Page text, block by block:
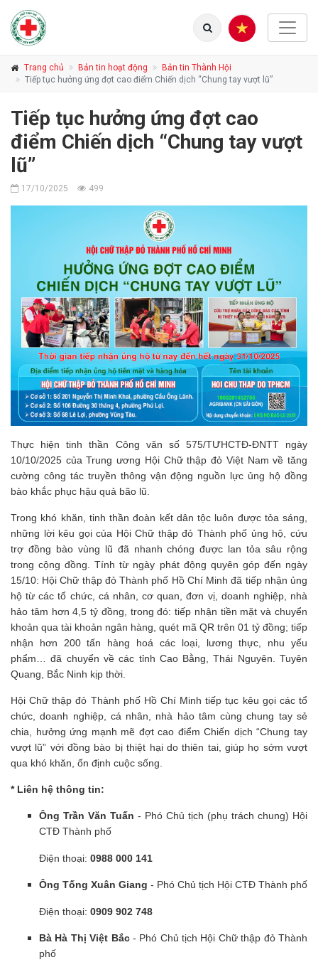
Trang chủ Bản tin hoạt động
Bản tin Thành Hội
Tiếp tục hưởng ứng đợt cao điểm Chiến dịch “Chung tay vượt lũ”
Tiếp tục hưởng ứng đợt cao
điểm Chiến dịch “Chung tay vượt
lũ”
17/10/2025 499
Thực hiện tinh thần Công văn số 575/TƯHCTĐ-ĐNTT ngày
10/10/2025 của Trung ương Hội Chữ thập đỏ Việt Nam về tăng
cường công tác truyền thông vận động nguồn lực ủng hộ đồng
bào khắc phục hậu quả bão lũ.
Trong khó khăn, tinh thần đoàn kết dân tộc luôn được tỏa sáng,
những lời kêu gọi của Hội Chữ thập đỏ Thành phố ủng hộ, cứu
trợ đồng bào vùng lũ đã nhanh chóng được lan tỏa sâu rộng
trong cộng đồng. Tính từ ngày phát động quyên góp đến ngày
15/10: Hội Chữ thập đỏ Thành phố Hồ Chí Minh đã tiếp nhận ủng
hộ từ các tổ chức, cá nhân, cơ quan, đơn vị, doanh nghiệp, nhà
hảo tâm hơn 4,5 tỷ đồng, trong đó: tiếp nhận tiền mặt và chuyển
khoản qua tài khoản ngân hàng, quét mã QR trên 01 tỷ đồng; tiếp
nhận hơn 200 tấn hàng hoá các loại, lương thực, nhu yếu
phẩm… đã chuyển về các tỉnh Cao Bằng, Thái Nguyên. Tuyên
Quang, Bắc Ninh kịp thời.
Hội Chữ thập đỏ Thành phố Hồ Chí Minh tiếp tục kêu gọi các tổ
chức, doanh nghiệp, cá nhân, nhà hảo tâm cùng chung tay sẻ
chia, hưởng ứng mạnh mẽ đợt cao điểm Chiến dịch “Chung tay
vượt lũ” với đồng bào bị thiệt hại do thiên tai, giúp họ sớm vượt
qua khó khăn, ổn định cuộc sống.
* Liên hệ thông tin:
Ông Trần Văn Tuấn - Phó Chủ tịch (phụ trách chung) Hội
CTĐ Thành phố
Điện thoại: 0988 000 141
Ông Tống Xuân Giang - Phó Chủ tịch Hội CTĐ Thành phố
Điện thoại: 0909 902 748
Bà Hà Thị Việt Bắc- Phó Chủ tịch Hội Chữ thập đỏ Thành
phố